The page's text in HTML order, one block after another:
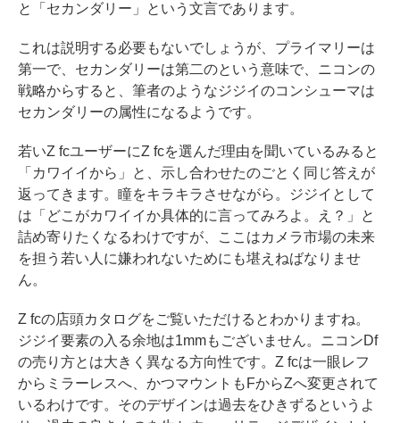
と「セカンダリー」という文言であります。
これは説明する必要もないでしょうが、プライマリーは
第一で、セカンダリーは第二のという意味で、ニコンの
戦略からすると、筆者のようなジジイのコンシューマは
セカンダリーの属性になるようです。
若いZ fcユーザーにZ fcを選んだ理由を聞いているみると
「カワイイから」と、示し合わせたのごとく同じ答えが
返ってきます。瞳をキラキラさせながら。ジジイとして
は「どこがカワイイか具体的に言ってみろよ。え？」と
詰め寄りたくなるわけですが、ここはカメラ市場の未来
を担う若い人に嫌われないためにも堪えねばなりませ
ん。
Z fcの店頭カタログをご覧いただけるとわかりますね。
ジジイ要素の入る余地は1mmもございません。ニコンDf
の売り方とは大きく異なる方向性です。Z fcは一眼レフ
からミラーレスへ、かつマウントもFからZへ変更されて
いるわけです。そのデザインは過去をひきずるというよ